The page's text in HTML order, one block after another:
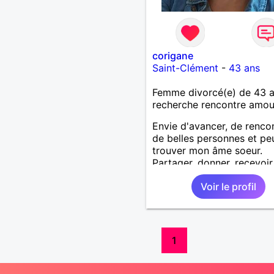
corigane
Saint-Clément - 43 ans
Femme divorcé(e) de 43
recherche rencontre
Envie d'avancer, de
de belles personnes et
trouver mon âme soeur.
Partager, donner, recevoir.
Apprendre à se
ce que l'avenir nous
Voir le profil
1